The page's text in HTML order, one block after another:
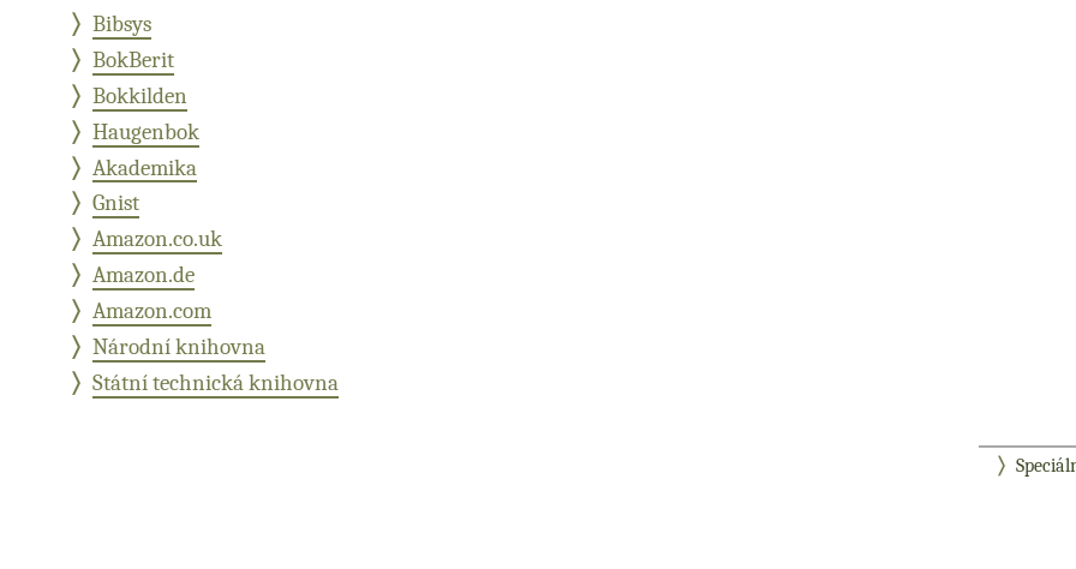
Bibsys
BokBerit
Bokkilden
Haugenbok
Akademika
Gnist
Amazon.co.uk
Amazon.de
Amazon.com
Národní knihovna
Státní technická knihovna